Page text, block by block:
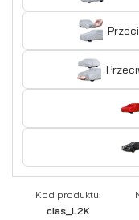
Kod produktu:
clas_L2K